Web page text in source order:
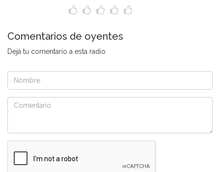
Comentarios de oyentes
Dejá tu comentario a esta radio.